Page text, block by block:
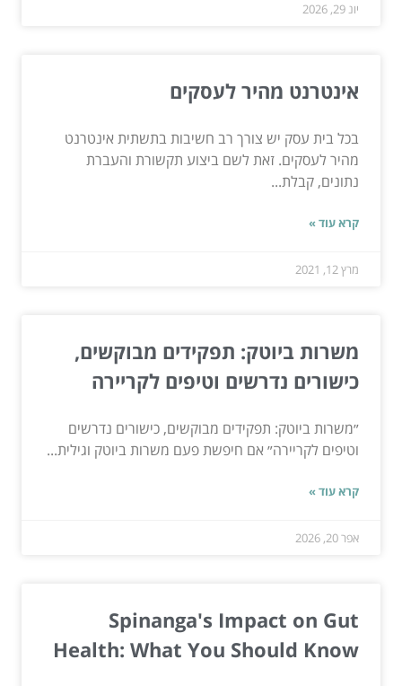
יונ 29, 2026
אינטרנט מהיר לעסקים
בכל בית עסק יש צורך רב חשיבות בתשתית אינטרנט
מהיר לעסקים. זאת לשם ביצוע תקשורת והעברת
נתונים, קבלת...
קרא עוד »
מרץ 12, 2021
משרות ביוטק: תפקידים מבוקשים,
כישורים נדרשים וטיפים לקריירה
״משרות ביוטק: תפקידים מבוקשים, כישורים נדרשים
וטיפים לקריירה״ אם חיפשת פעם משרות ביוטק וגילית...
קרא עוד »
אפר 20, 2026
Spinanga's Impact on Gut
Health: What You Should Know